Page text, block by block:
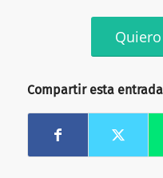
Compartir esta entrada